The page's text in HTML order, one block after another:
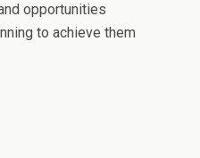
opportunities
to achieve them